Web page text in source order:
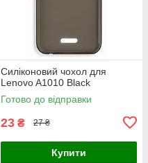
Силіконовий чохол для
Lenovo A1010 Black
Готово до відправки
23 ₴ 27 ₴
Купити